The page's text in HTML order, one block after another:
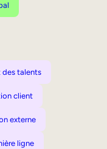
des talents
client
externe
ligne